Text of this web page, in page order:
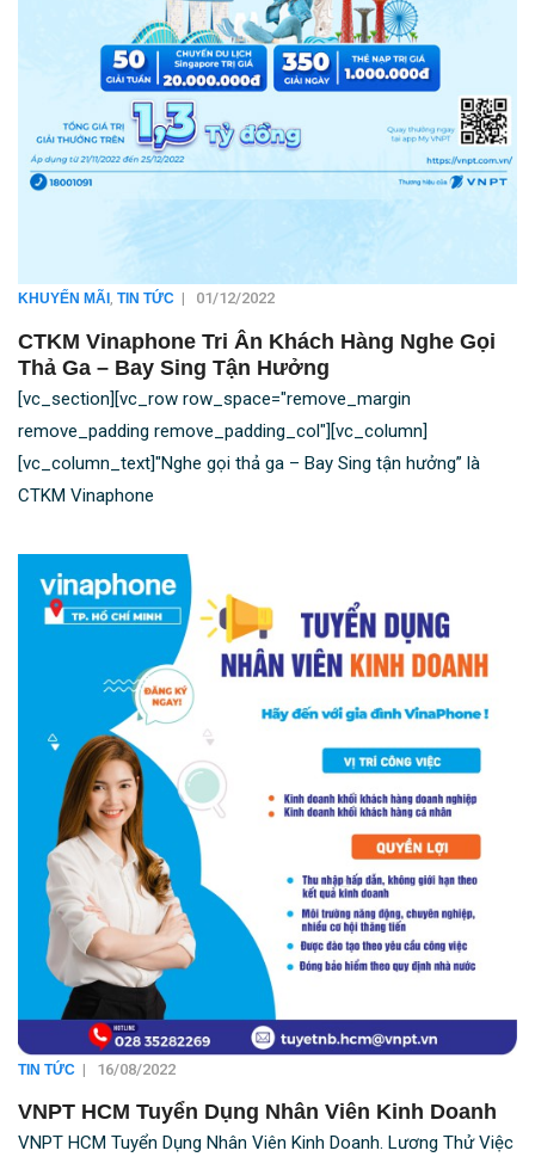
KHUYẾN MÃI , TIN TỨC | 01/12/2022
CTKM Vinaphone Tri Ân Khách Hàng Nghe Gọi
Thả Ga – Bay Sing Tận Hưởng
[vc_section][vc_row row_space="remove_margin
remove_padding remove_padding_col"][vc_column]
[vc_column_text]"Nghe gọi thả ga – Bay Sing tận hưởng” là
CTKM Vinaphone
TIN TỨC | 16/08/2022
VNPT HCM Tuyển Dụng Nhân Viên Kinh Doanh
VNPT HCM Tuyển Dụng Nhân Viên Kinh Doanh. Lương Thử Việc